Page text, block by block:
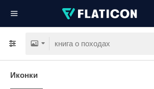
Иконки